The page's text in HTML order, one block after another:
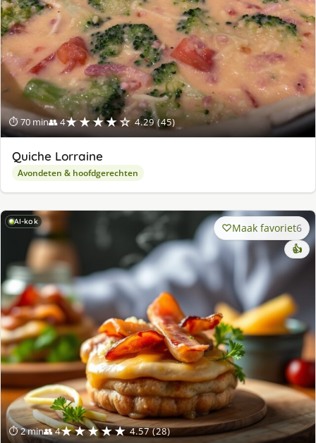
⏱ 70 min👥 4★★★★☆ 4.29 (45)
Quiche Lorraine
Avondeten & hoofdgerechten
AI-kok
⏱ 2 min👥 4★★★★★ 4.57 (28)
Maak favoriet6
👍